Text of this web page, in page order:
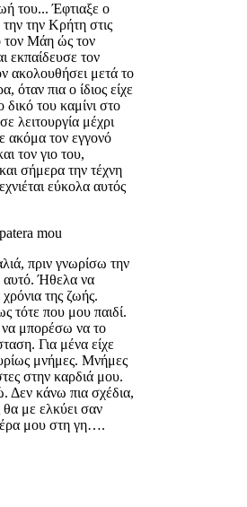
του... Έφτιαξε ο
την Κρήτη στις
τον Μάη ώς τον
εκπαίδευσε τον
ακολουθήσει μετά το
όταν πια ο ίδιος είχε
δικό του καμίνι στο
λειτουργία μέχρι
ακόμα τον εγγονό
τον γιο του,
σήμερα την τέχνη
εύκολα αυτός
πριν γνωρίσω την
αυτό. Ήθελα να
της ζωής.
που μου παιδί.
να μπορέσω να το
Για μένα είχε
μνήμες. Μνήμες
στην καρδιά μου.
Δεν κάνω πια σχέδια,
με ελκύει σαν
μου στη γη….